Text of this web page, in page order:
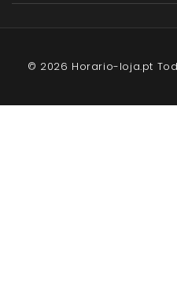
© 2026 Horario-loja.pt